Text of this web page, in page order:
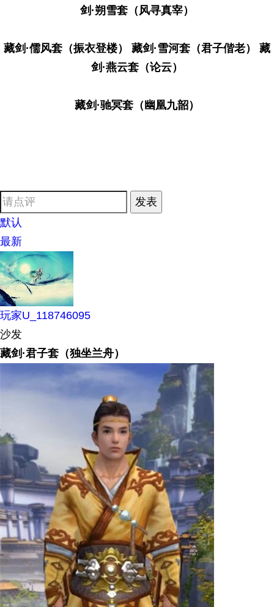
剑·朔雪套（风寻真宰）
藏剑·儒风套（振衣登楼） 藏剑·雪河套（君子偕老） 藏
剑·燕云套（论云）
藏剑·驰冥套（幽凰九韶）
发表
默认
最新
玩家U_118746095
沙发
藏剑·君子套（独坐兰舟）